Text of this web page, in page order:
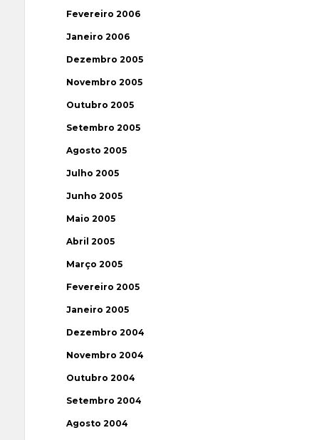
Fevereiro 2006
Janeiro 2006
Dezembro 2005
Novembro 2005
Outubro 2005
Setembro 2005
Agosto 2005
Julho 2005
Junho 2005
Maio 2005
Abril 2005
Março 2005
Fevereiro 2005
Janeiro 2005
Dezembro 2004
Novembro 2004
Outubro 2004
Setembro 2004
Agosto 2004